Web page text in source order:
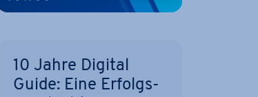
10 Jahre Digital
Guide: Eine Er­folgs­